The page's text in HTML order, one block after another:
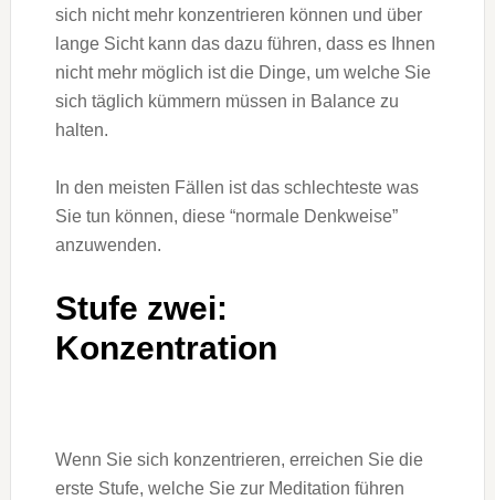
sich nicht mehr konzentrieren können und über
lange Sicht kann das dazu führen, dass es Ihnen
nicht mehr möglich ist die Dinge, um welche Sie
sich täglich kümmern müssen in Balance zu
halten.
In den meisten Fällen ist das schlechteste was
Sie tun können, diese “normale Denkweise”
anzuwenden.
Stufe zwei:
Konzentration
Wenn Sie sich konzentrieren, erreichen Sie die
erste Stufe, welche Sie zur Meditation führen